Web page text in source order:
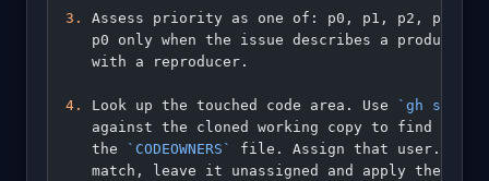
3.
Assess priority as one of: p0, p1, p2, p3.
p0 only when the issue describes a
   with a reproducer.
4. Look up the touched code area. Use
`gh
against the cloned working copy to find the
   the
`CODEOWNERS`
file. Assign that user. If there
   match, leave it unassigned and apply the